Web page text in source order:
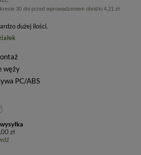
30 dni przed wprowadzeniem obniżki 4,21 zł
dużej ilości
węży
PC/ABS
zł